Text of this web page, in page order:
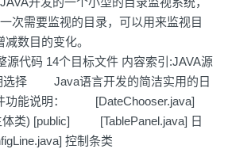
次需要监视的目录，可以用来监视目
数目的变化。
源代码 14个目标文件 内容索引:JAVA源
选择 Java语言开发的简洁实用的日
功能说明： [DateChooser.java]
体类) [public] [TablePanel.java] 日
控制条类